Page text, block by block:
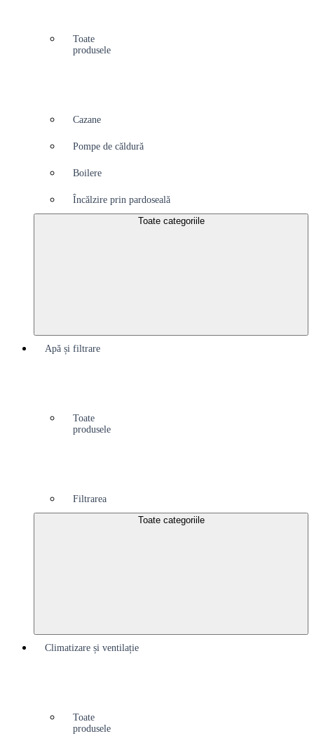
Toate
produsele
Cazane
Pompe de căldură
Boilere
Încălzire prin pardoseală
Toate categoriile
Apă și filtrare
Toate
produsele
Filtrarea
Toate categoriile
Climatizare și ventilație
Toate
produsele